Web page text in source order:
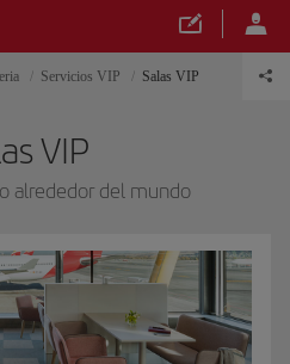
Servicios VIP Salas VIP
VIP
alrededor del mundo